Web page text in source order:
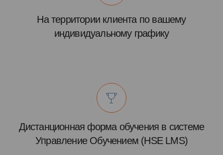
На территории клиента по вашему
индивидуальному графику
Дистанционная форма обучения в системе
Управление Обучением (HSE LMS)